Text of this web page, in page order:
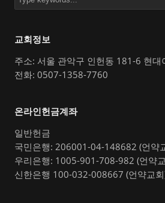
교회정보
주소: 서울 관악구 인헌동 181-6 현
전화: 0507-1358-7760
온라인헌금계좌
일반헌금
국민은행: 206001-04-148682 (언약
우리은행: 1005-901-708-982 (언약
신한은행 100-032-008667 (언약교